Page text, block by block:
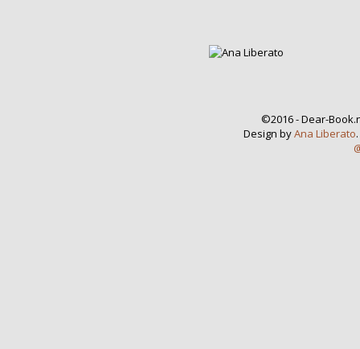
©2016 - Dear-
Design byAna Liberato